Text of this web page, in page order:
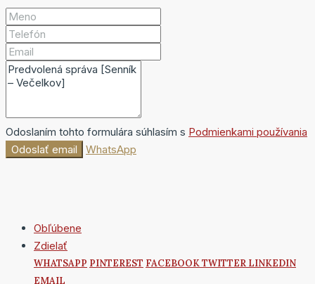
Odoslaním tohto formulára súhlasím s Podmienkami používania
Odoslať email
WhatsApp
Obľúbene
Zdielať
WHATSAPP PINTEREST FACEBOOKTWITTER LINKEDIN
EMAIL